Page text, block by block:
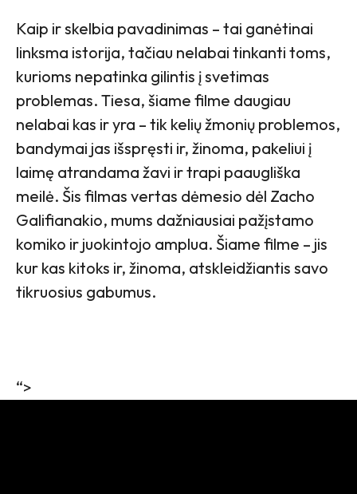
Kaip ir skelbia pavadinimas – tai ganėtinai
linksma istorija, tačiau nelabai tinkanti toms,
kurioms nepatinka gilintis į svetimas
problemas. Tiesa, šiame filme daugiau
nelabai kas ir yra – tik kelių žmonių problemos,
bandymai jas išspręsti ir, žinoma, pakeliui į
laimę atrandama žavi ir trapi paaugliška
meilė. Šis filmas vertas dėmesio dėl Zacho
Galifianakio, mums dažniausiai pažįstamo
komiko ir juokintojo amplua. Šiame filme – jis
kur kas kitoks ir, žinoma, atskleidžiantis savo
tikruosius gabumus.
“>